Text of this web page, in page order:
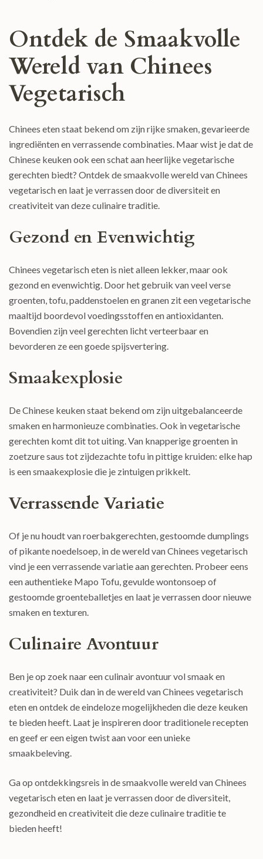
Ontdek de Smaakvolle
Wereld van Chinees
Vegetarisch
Chinees eten staat bekend om zijn rijke smaken, gevarieerde
ingrediënten en verrassende combinaties. Maar wist je dat de
Chinese keuken ook een schat aan heerlijke vegetarische
gerechten biedt? Ontdek de smaakvolle wereld van Chinees
vegetarisch en laat je verrassen door de diversiteit en
creativiteit van deze culinaire traditie.
Gezond en Evenwichtig
Chinees vegetarisch eten is niet alleen lekker, maar ook
gezond en evenwichtig. Door het gebruik van veel verse
groenten, tofu, paddenstoelen en granen zit een vegetarische
maaltijd boordevol voedingsstoffen en antioxidanten.
Bovendien zijn veel gerechten licht verteerbaar en
bevorderen ze een goede spijsvertering.
Smaakexplosie
De Chinese keuken staat bekend om zijn uitgebalanceerde
smaken en harmonieuze combinaties. Ook in vegetarische
gerechten komt dit tot uiting. Van knapperige groenten in
zoetzure saus tot zijdezachte tofu in pittige kruiden: elke hap
is een smaakexplosie die je zintuigen prikkelt.
Verrassende Variatie
Of je nu houdt van roerbakgerechten, gestoomde dumplings
of pikante noedelsoep, in de wereld van Chinees vegetarisch
vind je een verrassende variatie aan gerechten. Probeer eens
een authentieke Mapo Tofu, gevulde wontonsoep of
gestoomde groenteballetjes en laat je verrassen door nieuwe
smaken en texturen.
Culinaire Avontuur
Ben je op zoek naar een culinair avontuur vol smaak en
creativiteit? Duik dan in de wereld van Chinees vegetarisch
eten en ontdek de eindeloze mogelijkheden die deze keuken
te bieden heeft. Laat je inspireren door traditionele recepten
en geef er een eigen twist aan voor een unieke
smaakbeleving.
Ga op ontdekkingsreis in de smaakvolle wereld van Chinees
vegetarisch eten en laat je verrassen door de diversiteit,
gezondheid en creativiteit die deze culinaire traditie te
bieden heeft!